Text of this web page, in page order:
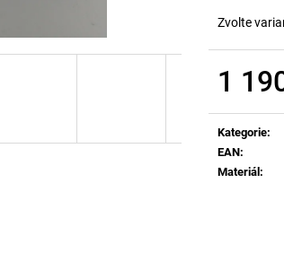
Zvolte
1
Kategorie:
EAN:
Materiál: